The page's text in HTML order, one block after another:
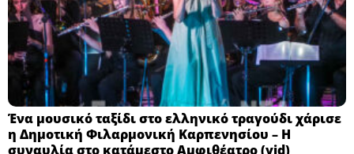
Ένα μουσικό ταξίδι στο ελληνικό τραγούδι χάρισε
η Δημοτική Φιλαρμονική Καρπενησίου – Η
συναυλία στο κατάμεστο Αμφιθέατρο (vid)